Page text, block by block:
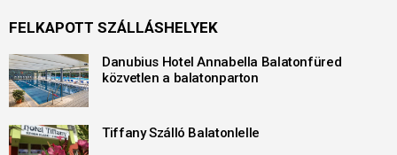
FELKAPOTT SZÁLLÁSHELYEK
Danubius Hotel Annabella Balatonfüred
közvetlen a balatonparton
Tiffany Szálló Balatonlelle